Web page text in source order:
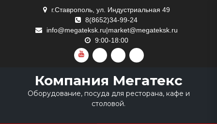
г.Ставрополь, ул. Индустриальная 49
8(8652)34-99-24
info@megateksk.ru|market@megateksk.ru
9:00-18:00
YOUTUBEVKVIDEORUTUBEDZEN
Компания Мегатекс
Оборудование, посуда для ресторана, кафе и
столовой.